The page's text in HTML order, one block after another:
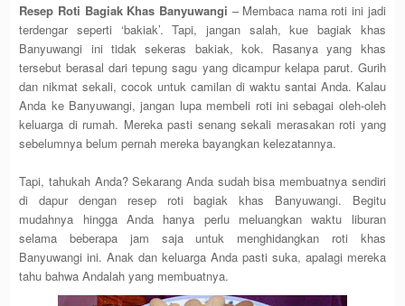
Resep Roti Bagiak Khas Banyuwangi – Membaca nama roti ini jadi
terdengar seperti ‘bakiak’. Tapi, jangan salah, kue bagiak khas
Banyuwangi ini tidak sekeras bakiak, kok. Rasanya yang khas
tersebut berasal dari tepung sagu yang dicampur kelapa parut. Gurih
dan nikmat sekali, cocok untuk camilan di waktu santai Anda. Kalau
Anda ke Banyuwangi, jangan lupa membeli roti ini sebagai oleh-oleh
keluarga di rumah. Mereka pasti senang sekali merasakan roti yang
sebelumnya belum pernah mereka bayangkan kelezatannya.
Tapi, tahukah Anda? Sekarang Anda sudah bisa membuatnya sendiri
di dapur dengan resep roti bagiak khas Banyuwangi. Begitu
mudahnya hingga Anda hanya perlu meluangkan waktu liburan
selama beberapa jam saja untuk menghidangkan roti khas
Banyuwangi ini. Anak dan keluarga Anda pasti suka, apalagi mereka
tahu bahwa Andalah yang membuatnya.